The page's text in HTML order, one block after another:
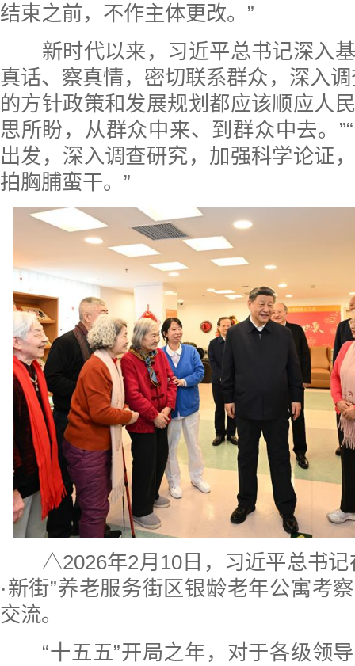
结束之前，不作主体更改。”
新时代以来，习近平总书记深入基
真话、察真情，密切联系群众，深入
的方针政策和发展规划都应该顺应人
思所盼，从群众中来、到群众中去。
出发，深入调查研究，加强科学论证
拍胸脯蛮干。”
△2026年2月10日，习近平总书记
·新街”养老服务街区银龄老年公寓考
交流。
“十五五”开局之年，对于各级领导